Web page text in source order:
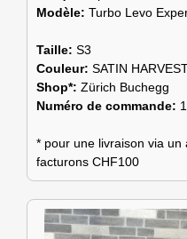
Modèle: Turbo Levo
Taille: S3
Couleur: SATIN
Shop*: Zürich Buchegg
Numéro de commande:
* pour une livraison via un
facturons CHF100